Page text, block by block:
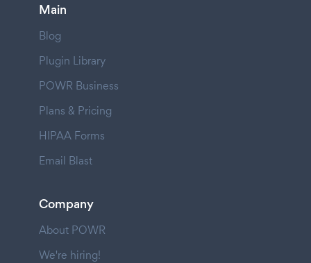
Main
Blog
Plugin Library
POWR Business
Plans & Pricing
HIPAA Forms
Email Blast
Company
About POWR
We're hiring!